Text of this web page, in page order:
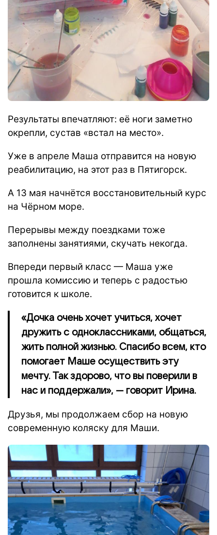
Результаты впечатляют: её ноги заметно
окрепли, сустав «встал на место».
Уже в апреле Маша отправится на новую
реабилитацию, на этот раз в Пятигорск.
А 13 мая начнётся восстановительный курс
на Чёрном море.
Перерывы между поездками тоже
заполнены занятиями, скучать некогда.
Впереди первый класс — Маша уже
прошла комиссию и теперь с радостью
готовится к школе.
«Дочка очень хочет учиться, хочет
дружить с одноклассниками, общаться,
жить полной жизнью. Спасибо всем, кто
помогает Маше осуществить эту
мечту. Так здорово, что вы поверили в
нас и поддержали», — говорит Ирина.
Друзья, мы продолжаем сбор на новую
современную коляску для Маши.